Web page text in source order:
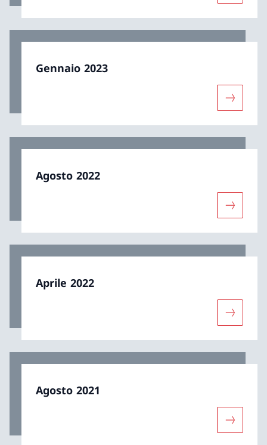
Gennaio 2023
Agosto 2022
Aprile 2022
Agosto 2021